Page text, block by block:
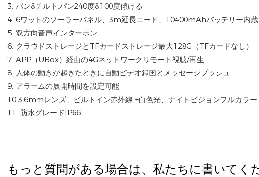
3. パン&チルト:パン240度&100度傾ける
4. 6ワットのソーラーパネル、3m延長コード、10400mAhバッテリー内蔵
5. 双方向音声インターホン
6. クラウドストレージとTFカードストレージ最大128G（TFカードなし）
7. APP（UBox）経由の4Gネットワ​​ークリモート視聴/再生
8. 人体の動きが起きたときに自動ビデオ録画とメッセージプッシュ
9. アラームの展開時間を設定可能
10.3.6mmレンズ、ビルトイン赤外線 +白色光、ナイトビジョンフルカラ
11. 防水グレードIP66
もっと質問がある場合は、私たちに書いてく